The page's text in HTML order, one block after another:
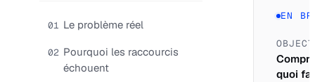
01 Le problème réel
02 Pourquoi les raccourcis
échouent
EN
quoi